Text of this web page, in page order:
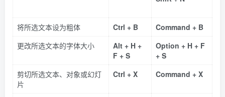
将所选文本设为粗体 Ctrl + B
Command + B
更改所选文本的字体大小
Alt + H +
F + S
Option + H + F
+ S
剪切所选文本、对象或幻灯
片
Ctrl + X Command + X